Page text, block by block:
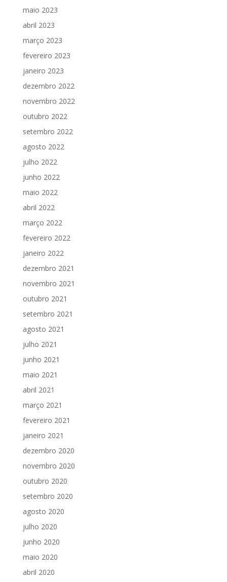
maio 2023
abril 2023
março 2023
fevereiro 2023
janeiro 2023
dezembro 2022
novembro 2022
outubro 2022
setembro 2022
agosto 2022
julho 2022
junho 2022
maio 2022
abril 2022
março 2022
fevereiro 2022
janeiro 2022
dezembro 2021
novembro 2021
outubro 2021
setembro 2021
agosto 2021
julho 2021
junho 2021
maio 2021
abril 2021
março 2021
fevereiro 2021
janeiro 2021
dezembro 2020
novembro 2020
outubro 2020
setembro 2020
agosto 2020
julho 2020
junho 2020
maio 2020
abril 2020